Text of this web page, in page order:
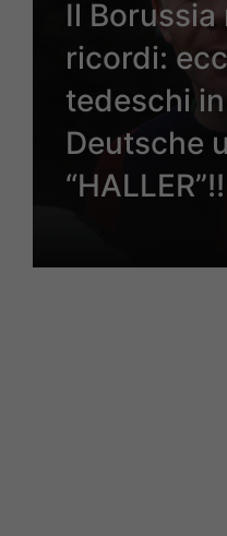
Il Borussia
ricordi:
tedeschi in
Deutsche